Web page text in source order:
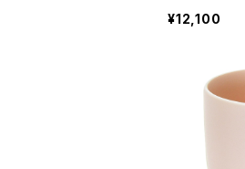
¥12,100